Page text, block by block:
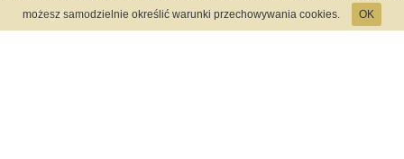
Regulamin
możesz samodzielnie określić warunki przechowywania cookies.
OK